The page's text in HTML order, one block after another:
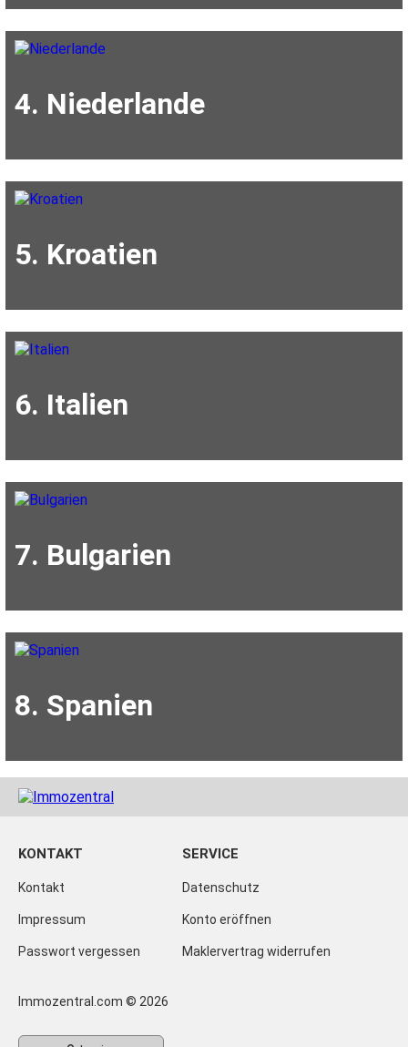
4. Niederlande
5. Kroatien
6. Italien
7. Bulgarien
8. Spanien
KONTAKT
Kontakt
Impressum
Passwort vergessen
SERVICE
Datenschutz
Konto eröffnen
Maklervertrag widerrufen
Immozentral.com © 2026